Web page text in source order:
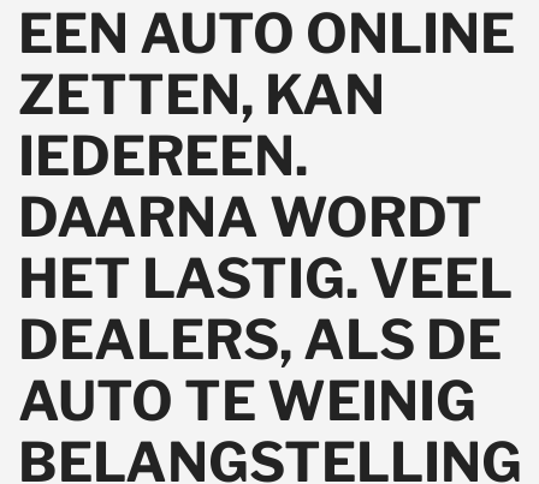
EEN AUTO ONLINE
ZETTEN, KAN
IEDEREEN.
DAARNA WORDT
HET LASTIG. VEEL
DEALERS, ALS DE
AUTO TE WEINIG
BELANGSTELLING